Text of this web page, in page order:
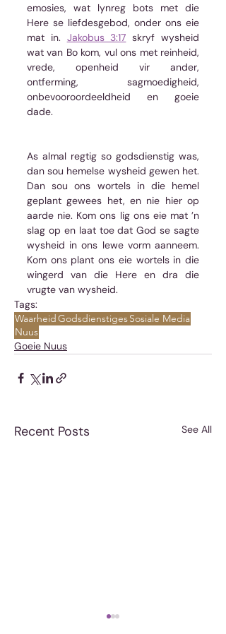
emosies, wat lynreg bots met die
Here se liefdesgebod, onder ons eie
mat in. Jakobus 3:17 skryf wysheid
wat van Bo kom, vul ons met reinheid,
vrede, openheid vir ander,
ontferming, sagmoedigheid,
onbevooroordeeldheid en goeie
dade.
As almal regtig so godsdienstig was,
dan sou hemelse wysheid gewen het.
Dan sou ons wortels in die hemel
geplant gewees het, en nie hier op
aarde nie. Kom ons lig ons eie mat ’n
slag op en laat toe dat God se sagte
wysheid in ons lewe vorm aanneem.
Kom ons plant ons eie wortels in die
wingerd van die Here en dra die
vrugte van wysheid.
Tags:
WaarheidGodsdienstigesSosiale Media
Nuus
Goeie Nuus
Recent Posts See All